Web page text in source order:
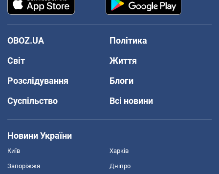
OBOZ.UA
Політика
Світ
Життя
Розслідування
Блоги
Суспільство
Всі новини
Новини України
Київ Харків
Запоріжжя Дніпро